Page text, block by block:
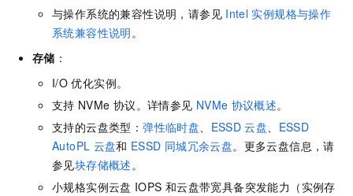
与操作系统的兼容性说明，请参见 Intel 实例规格与操作
系统兼容性说明 。
存储 ：
I/O 优化实例。
支持 NVMe 协议。详情参见 NVMe 协议概述。
支持的云盘类型：弹性临时盘 ESSD 云盘
ESSD
AutoPL 云盘和 ESSD 同城冗余云盘。更多云盘信息，请
参见块存储概述 。
小规格实例云盘 IOPS 和云盘带宽具备突发能力（实例存